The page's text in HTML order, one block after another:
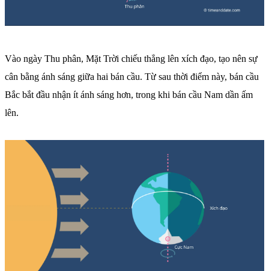
Vào ngày Thu phân, Mặt Trời chiếu thẳng lên xích đạo, tạo nên sự
cân bằng ánh sáng giữa hai bán cầu. Từ sau thời điểm này, bán cầu
Bắc bắt đầu nhận ít ánh sáng hơn, trong khi bán cầu Nam dần ấm
lên.